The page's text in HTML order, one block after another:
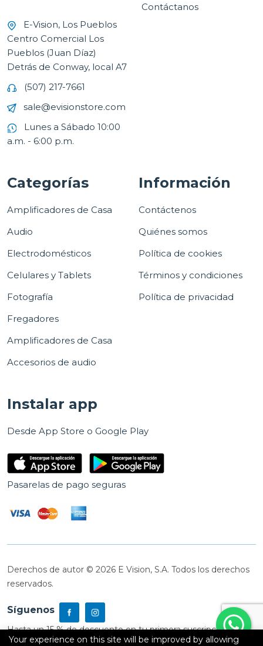
E-Vision, Los Pueblos
Centro Comercial Los
Pueblos (Juan Díaz)
Detrás de Conway, local A7
(507) 217-7661
sale@evisionstore.com
Lunes a Sábado 10:00
a.m. - 6:00 p.m.
Contáctanos
Categorías
Amplificadores de Casa
Audio
Electrodomésticos
Celulares y Tablets
Fotografía
Fregadores
Amplificadores de Casa
Accesorios de audio
Información
Contáctenos
Quiénes somos
Política de cookies
Términos y condiciones
Política de privacidad
Instalar app
Desde App Store o Google Play
Pasarelas de pago seguras
Derechos de autor © 2026 E Vision, S.A. Todos los derechos
reservados.
Síguenos
Hasta un 15 % de descuento en tu primera suscripción
Your experience on this site will be improved by allowing